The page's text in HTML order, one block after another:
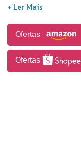
Este modelo
em toda a casa e
luz LED ilumina
móveis, e sua
oferece uma
permitindo um
enquanto a
Ofertas
Ofertas